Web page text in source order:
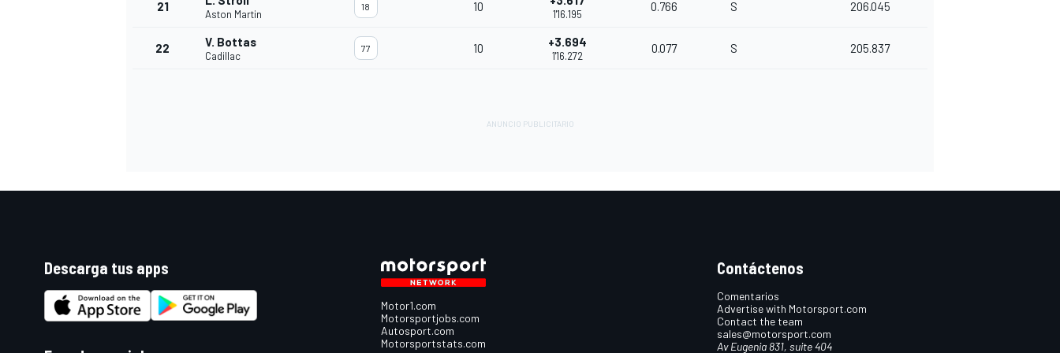
21
Aston Martin
18 10
1'16.195
0.766 S 206.045
22 V. Bottas
Cadillac
77 10 +3.694
1'16.272
0.077 S 205.837
Descarga tus apps
Motor1.com
Motorsportjobs.com
Autosport.com
Motorsportstats.com
Contáctenos
Comentarios
Advertise with Motorsport.com
Contact the team
sales@motorsport.com
Av Eugenia 831, suite 404